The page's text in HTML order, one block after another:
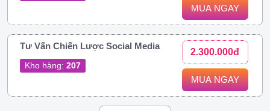
MUA NGAY
Tư Vấn Chiến Lược Social Media
Kho hàng: 207
2.300.000đ
MUA NGAY